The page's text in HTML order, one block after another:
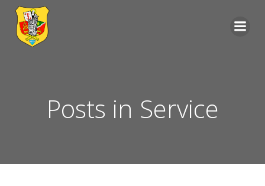
Posts in Service